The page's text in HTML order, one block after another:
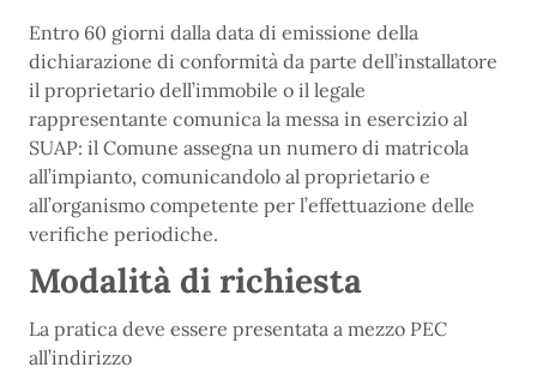
Entro 60 giorni dalla data di emissione della
dichiarazione di conformità da parte dell’installatore
il proprietario dell’immobile o il legale
rappresentante comunica la messa in esercizio al
SUAP: il Comune assegna un numero di matricola
all’impianto, comunicandolo al proprietario e
all’organismo competente per l’effettuazione delle
verifiche periodiche.
Modalità di richiesta
La pratica deve essere presentata a mezzo PEC
all’indirizzo